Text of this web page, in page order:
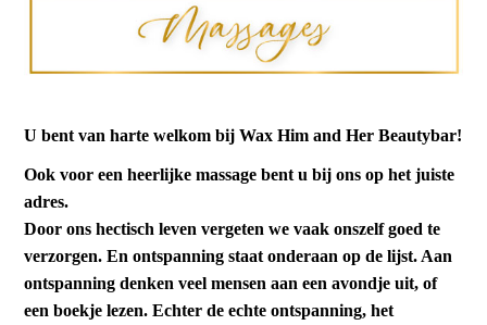
U bent van harte welkom bij Wax Him and Her Beautybar!
Ook voor een heerlijke massage bent u bij ons op het juiste
adres.
Door ons hectisch leven vergeten we vaak onszelf goed te
verzorgen. En ontspanning staat onderaan op de lijst. Aan
ontspanning denken veel mensen aan een avondje uit, of
een boekje lezen. Echter de echte ontspanning, het